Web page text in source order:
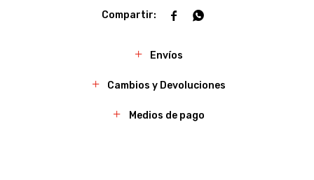
 
Envíos
Cambios y Devoluciones
Medios de pago